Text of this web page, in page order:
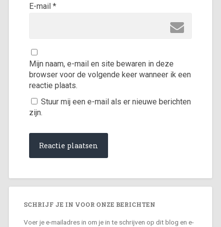
E-mail*
Mijn naam, e-mail en site bewaren in deze
browser voor de volgende keer wanneer ik een
reactie plaats.
Stuur mij een e-mail als er nieuwe berichten
zijn.
SCHRIJF JE IN VOOR ONZE BERICHTEN
Voer je e-mailadres in om je in te schrijven op dit blog en e-